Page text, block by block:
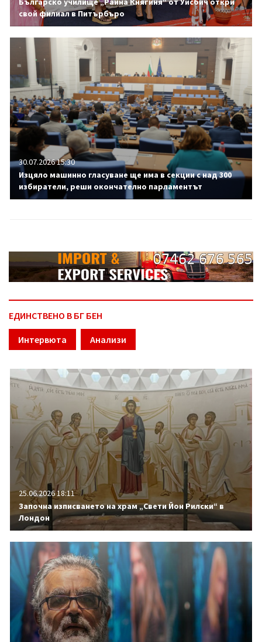
свой филиал в Питърбъро
30.07.2026 15:30
Изцяло машинно гласуване ще има в секции с над 300
избиратели, реши окончателно парламентът
ЕДИНСТВЕНО В БГ БЕН
Интервюта Анализи
25.06.2026 18:11
Започна изписването на храм „Свети Йон Рилски“ в
Лондон